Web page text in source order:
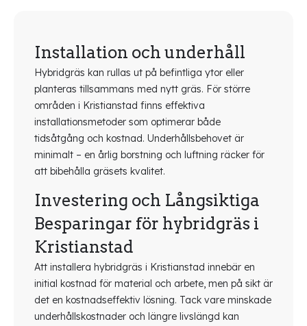
Installation och underhåll
Hybridgräs kan rullas ut på befintliga ytor eller
planteras tillsammans med nytt gräs. För större
områden i Kristianstad finns effektiva
installationsmetoder som optimerar både
tidsåtgång och kostnad. Underhållsbehovet är
minimalt – en årlig borstning och luftning räcker för
att bibehålla gräsets kvalitet.
Investering och Långsiktiga
Besparingar för hybridgräs i
Kristianstad
Att installera hybridgräs i Kristianstad innebär en
initial kostnad för material och arbete, men på sikt är
det en kostnadseffektiv lösning. Tack vare minskade
underhållskostnader och längre livslängd kan